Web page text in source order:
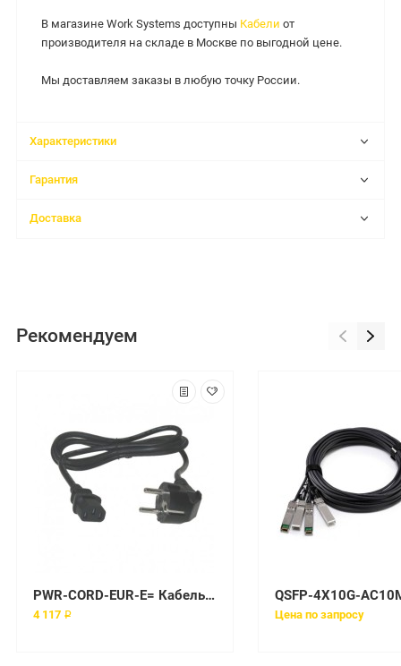
В магазине Work Systems доступны Кабели от
производителя на складе в Москве по выгодной цене.
Мы доставляем заказы в любую точку России.
Характеристики
Гарантия
Доставка
Рекомендуем
PWR-CORD-EUR-E= Кабель Cisco 5m
4 117 ₽ Цена по запросу